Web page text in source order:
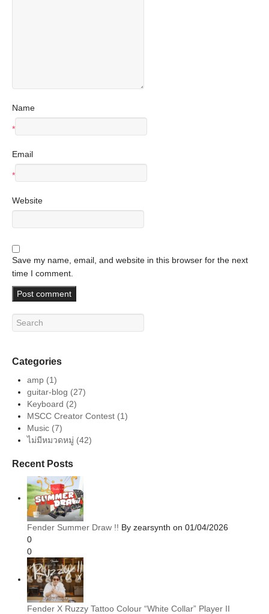
Name
*
Email
*
Website
Save my name, email, and website in this browser for the next
time I comment.
Categories
amp (1)
guitar-blog (27)
Keyboard (2)
MSCC Creator Contest (1)
Music (7)
ไม่มีหมวดหมู่ (42)
Recent Posts
Fender Summer Draw !! By zearsynth on 01/04/2026
0
0
Fender X Ruzzy Tattoo Colour “White Collar” Player II